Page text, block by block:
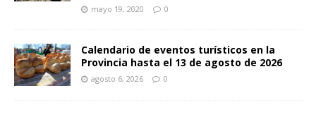
mayo 19, 2020 0
Calendario de eventos turísticos en la
Provincia hasta el 13 de agosto de 2026
agosto 6, 2026 0